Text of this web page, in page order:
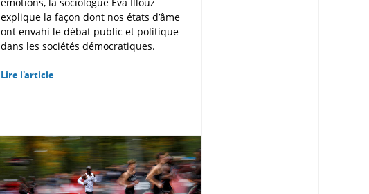
explique la façon dont nos états d’âme
ont envahi le débat public et politique
dans les sociétés démocratiques.
Lire l'article